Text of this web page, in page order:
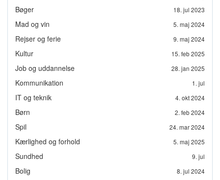
Bøger 18. jul 2023
Mad og vin 5. maj 2024
Rejser og ferie 9. maj 2024
Kultur 15. feb 2025
Job og uddannelse 28. jan 2025
Kommunikation 1. jul
IT og teknik 4. okt 2024
Børn 2. feb 2024
Spil 24. mar 2024
Kærlighed og forhold 5. maj 2025
Sundhed 9. jul
Bolig 8. jul 2024